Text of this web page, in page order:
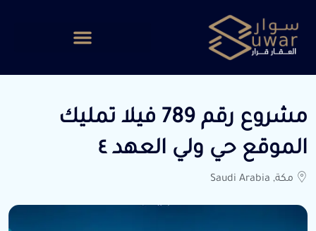
مشروع رقم 789 فيلا تمليك
الموقع حي ولي العهد ٤
مكة, Saudi Arabia